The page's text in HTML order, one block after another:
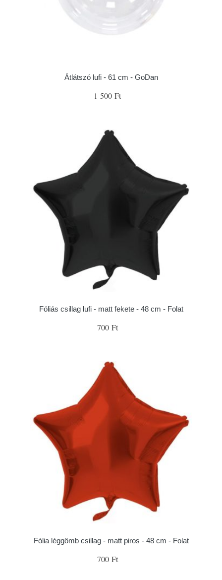
Átlátszó lufi - 61 cm - GoDan
1 500 Ft
Fóliás csillag lufi - matt fekete - 48 cm - Folat
700 Ft
Fólia léggömb csillag - matt piros - 48 cm - Folat
700 Ft